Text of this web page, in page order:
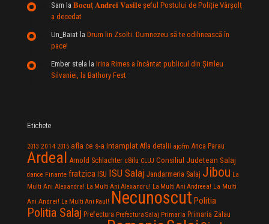
Sam la 𝐁𝐨𝐜𝐮ț 𝐀𝐧𝐝𝐫𝐞𝐢 𝐕𝐚𝐬𝐢𝐥e şeful Postului de Poliție Vârșolț
a decedat
Un_Baiat la Drum lin Zsolti. Dumnezeu sã te odihneascã în
pace!
Ember stela la Irina Rimes a încântat publicul din Şimleu
Silvaniei, la Bathory Fest
Etichete
2013 2014 2015 afla ce s-a intamplat Afla detalii ajofm Anca Parau
Ardeal Arnold Schlachter c8ilu CLUJ Consiliul Judetean Salaj
dance Finante fratzica ISU ISU Salaj Jandarmeria Salaj Jibou La
Multi Ani Alexandra! La Multi Ani Alexandru! La Multi Ani Andreea! La Multi
Ani Andrei! La Multi Ani Raul! Necunoscut Politia
Politia Salaj Prefectura Prefectura Salaj Primaria Primaria Zalau